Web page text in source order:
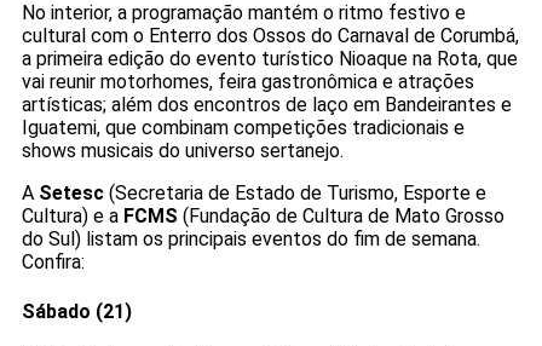
No interior, a programação mantém o ritmo festivo e
cultural com o Enterro dos Ossos do Carnaval de Corumbá,
a primeira edição do evento turístico Nioaque na Rota, que
vai reunir motorhomes, feira gastronômica e atrações
artísticas; além dos encontros de laço em Bandeirantes e
Iguatemi, que combinam competições tradicionais e
shows musicais do universo sertanejo.
A Setesc (Secretaria de Estado de Turismo, Esporte e
Cultura) e a FCMS (Fundação de Cultura de Mato Grosso
do Sul) listam os principais eventos do fim de semana.
Confira:
Sábado (21)